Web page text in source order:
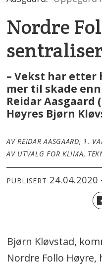
Nordre
– Vekst har etter
mer til skade
Reidar Aasgaard
Høyres Bjørn
AV REIDAR AASGAARD, 1.
AV UTVALG FOR KLIMA,
PUBLISERT
Bjørn Kløvstad,
Nordre Follo Høyre,